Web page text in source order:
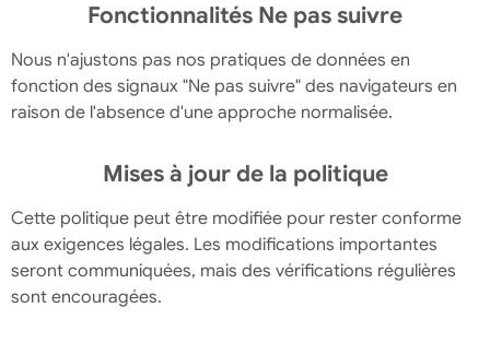
Fonctionnalités Ne pas suivre
Nous n'ajustons pas nos pratiques de données en
fonction des signaux "Ne pas suivre" des navigateurs en
raison de l'absence d'une approche normalisée.
Mises à jour de la politique
Cette politique peut être modifiée pour rester conforme
aux exigences légales. Les modifications importantes
seront communiquées, mais des vérifications régulières
sont encouragées.